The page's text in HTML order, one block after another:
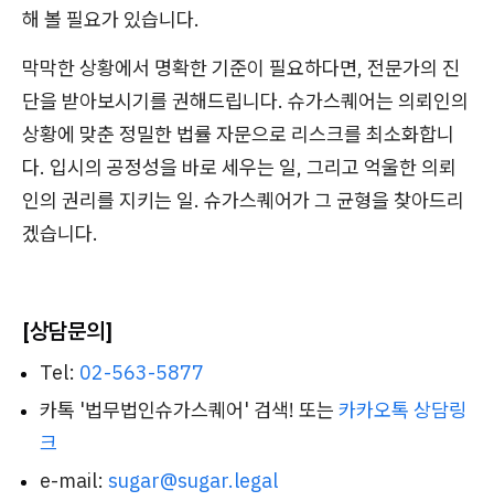
해 볼 필요가 있습니다.
막막한 상황에서 명확한 기준이 필요하다면, 전문가의 진
단을 받아보시기를 권해드립니다. 슈가스퀘어는 의뢰인의
상황에 맞춘 정밀한 법률 자문으로 리스크를 최소화합니
다. 입시의 공정성을 바로 세우는 일, 그리고 억울한 의뢰
인의 권리를 지키는 일. 슈가스퀘어가 그 균형을 찾아드리
겠습니다.
[상담문의]
Tel: 02-563-5877
카톡 '법무법인슈가스퀘어' 검색! 또는 카카오톡 상담링
크
e-mail: sugar@sugar.legal